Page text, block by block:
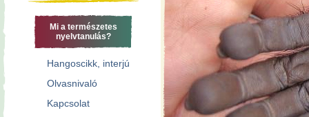
Mi a természetes
nyelvtanulás?
Hangoscikk, interjú
Olvasnivaló
Kapcsolat